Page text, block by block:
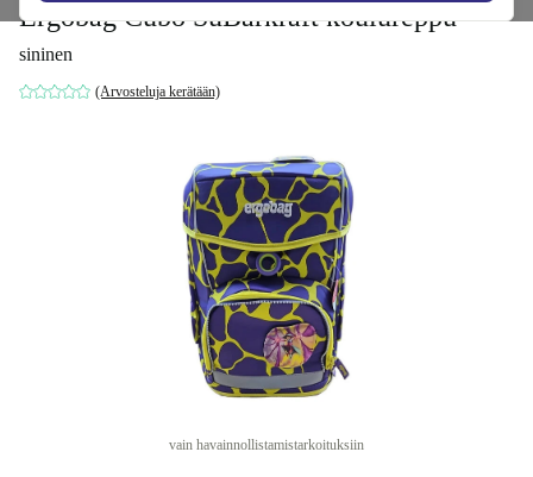
Ergobag Cubo SuBärkraft koulureppu
sininen
(Arvosteluja kerätään)
vain havainnollistamistarkoituksiin